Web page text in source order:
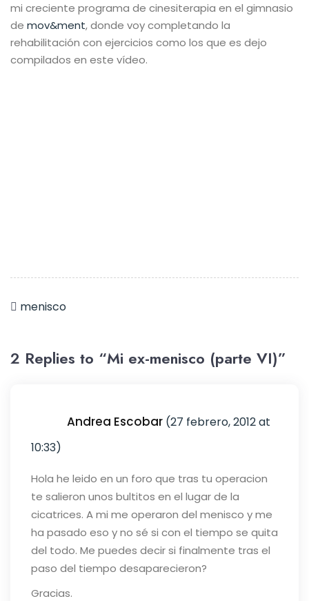
mi creciente programa de cinesiterapia en el gimnasio
de mov&ment, donde voy completando la
rehabilitación con ejercicios como los que es dejo
compilados en este vídeo.
menisco
2 Replies to “Mi ex-menisco (parte VI)”
Andrea Escobar (27 febrero, 2012 at
10:33)
Hola he leido en un foro que tras tu operacion
te salieron unos bultitos en el lugar de la
cicatrices. A mi me operaron del menisco y me
ha pasado eso y no sé si con el tiempo se quita
del todo. Me puedes decir si finalmente tras el
paso del tiempo desaparecieron?
Gracias.